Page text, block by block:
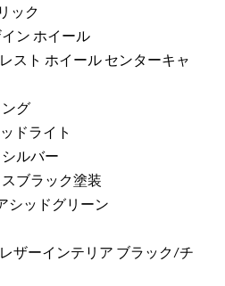
ック
イン ホイール
スト ホイール センターキャ
グ
ドライト
ルバー
スブラック塗装
シッドグリーン
ザーインテリア ブラック/チ